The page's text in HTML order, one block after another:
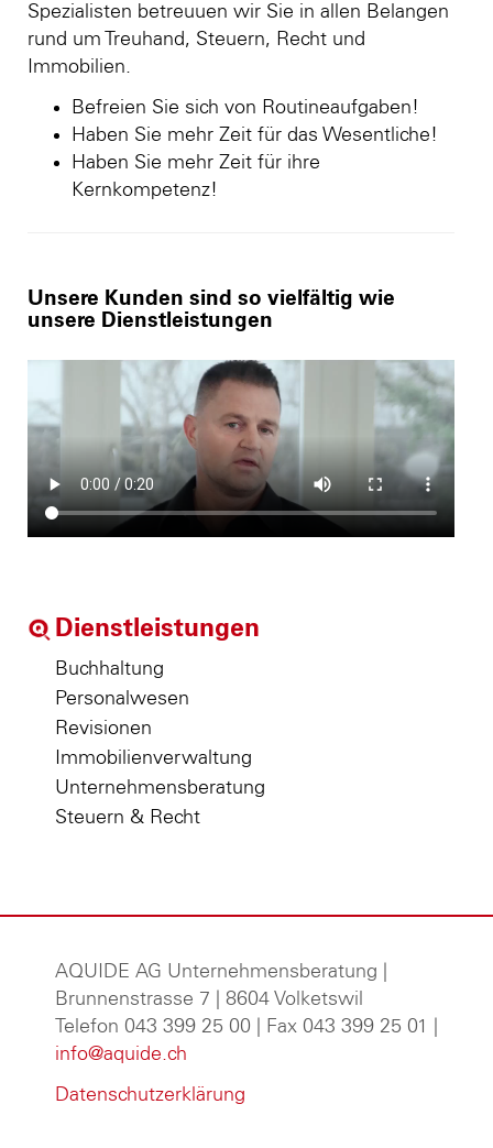
Spezialisten betreuuen wir Sie in allen Belangen
rund um Treuhand, Steuern, Recht und
Immobilien.
Befreien Sie sich von Routineaufgaben!
Haben Sie mehr Zeit für das Wesentliche!
Haben Sie mehr Zeit für ihre
Kernkompetenz!
Unsere Kunden sind so vielfältig wie
unsere Dienstleistungen
Dienstleistungen
Buchhaltung
Personalwesen
Revisionen
Immobilienverwaltung
Unternehmensberatung
Steuern & Recht
AQUIDE AG Unternehmensberatung
Brunnenstrasse 7 | 8604 Volketswil
Telefon 043 399 25 00 | Fax 043 399 25 01 |
info@aquide.ch
Datenschutzerklärung